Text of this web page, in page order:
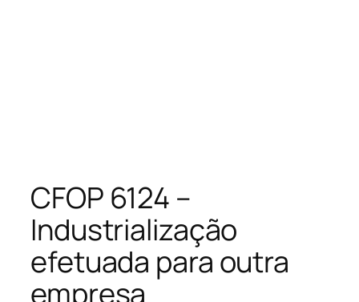
CFOP 6124 –
Industrialização
efetuada para outra
empresa